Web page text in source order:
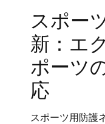
スポー
新：エ
ポーツ
応
スポーツ用防護